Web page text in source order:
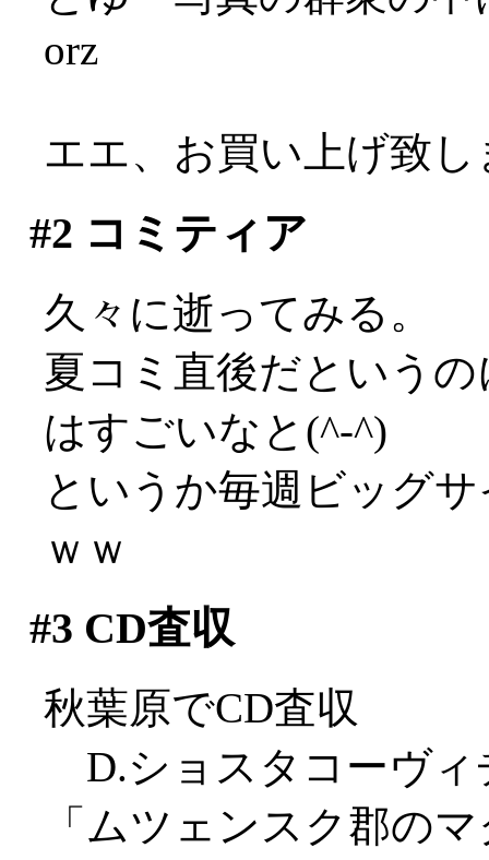
orz
エエ、お買い上げ致
#2 コミティア
久々に逝ってみる。
夏コミ直後だという
はすごいなと(^-^)
というか毎週ビッグ
ｗｗ
#3 CD査収
秋葉原でCD査収
D.ショスタコーヴィ
「ムツェンスク郡の